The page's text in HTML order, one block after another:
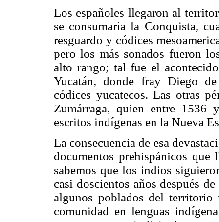
Los españoles llegaron al
se consumaría la Conquista,
resguardo y códices
pero los más sonados fueron
alto rango; tal fue el
Yucatán, donde fray Diego
códices yucatecos. Las otras
Zumárraga, quien entre 1536
escritos indígenas en la Nueva
La consecuencia de esa
documentos prehispánicos que
sabemos que los indios
casi doscientos años después
algunos poblados del territorio
comunidad en lenguas